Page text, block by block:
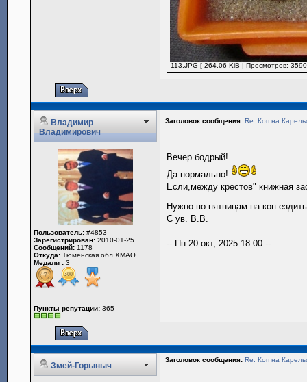
113.JPG [ 264.06 KiB | Просмотров:
Владимир
Владимирович
Заголовок сообщения: Re: Коп на
Пользователь: #4853
Зарегистрирован: 2010-01-25
Сообщений: 1178
Откуда: Тюменская обл ХМАО
Медали : 3
Пункты репутации: 365
Вечер бодрый!
Да нормально!
Если,между крестов" книжная
Нужно по пятницам на коп
С ув. В.В.
-- Пн 20 окт, 2025 18:00 --
Змей-Горыныч
Заголовок сообщения: Re: Коп на